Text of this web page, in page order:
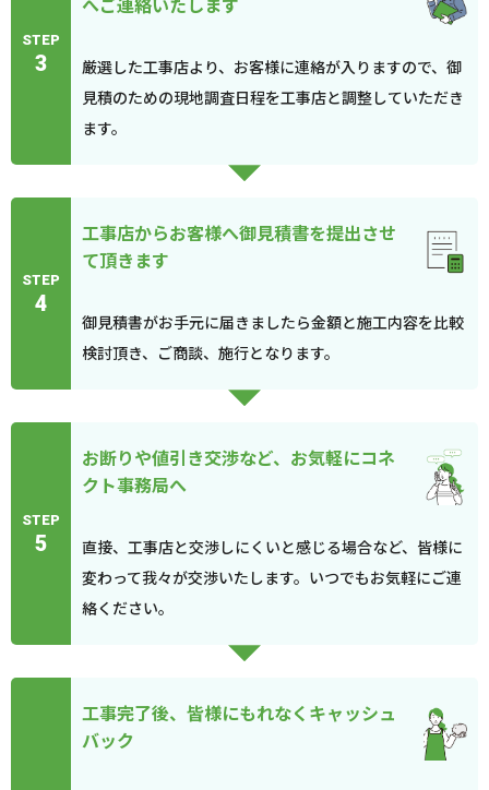
STEP
3
厳選した工事店より、お客様に連絡が入りますので、御
見積のための現地調査日程を工事店と調整していただき
ます。
STEP
4
工事店からお客様へ御見積書を提出させ
て頂きます
御見積書がお手元に届きましたら金額と施工内容を比較
検討頂き、ご商談、施行となります。
STEP
5
お断りや値引き交渉など、お気軽にコネ
クト事務局へ
直接、工事店と交渉しにくいと感じる場合など、皆様に
変わって我々が交渉いたします。いつでもお気軽にご連
絡ください。
工事完了後、皆様にもれなくキャッシュ
バック